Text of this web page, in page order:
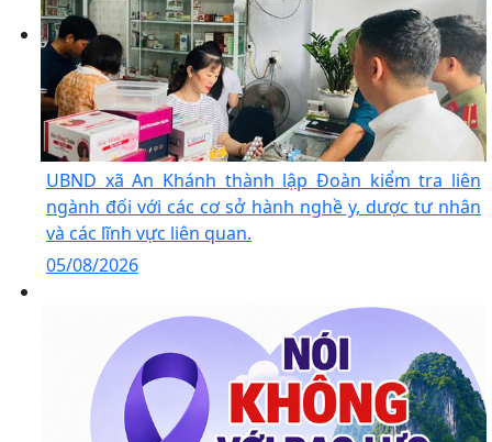
UBND xã An Khánh thành lập Đoàn kiểm tra liên
ngành đối với các cơ sở hành nghề y, dược tư nhân
và các lĩnh vực liên quan.
05/08/2026